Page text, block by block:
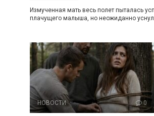
Измученная мать весь полет пыталась
плачущего малыша, но неожиданно
НОВОСТИ 0